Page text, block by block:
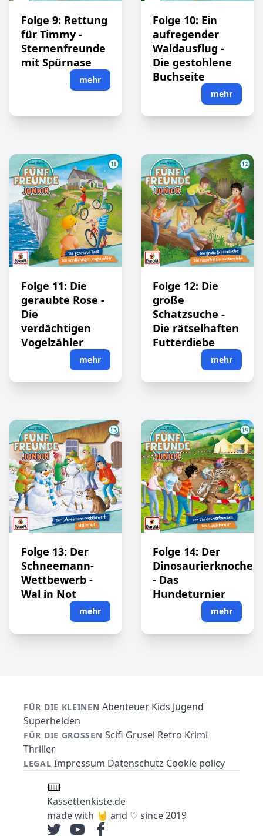
Folge 9: Rettung
für Timmy -
Sternenfreunde
mit Spürnase
mehr
Folge 10: Ein
aufregender
Waldausflug -
Die gestohlene
Buchseite
mehr
Folge 11: Die
geraubte Rose -
Die
verdächtigen
Vogelzähler
mehr
Folge 12: Die
große
Schatzsuche -
Die rätselhaften
Futterdiebe
mehr
Folge 13: Der
Schneemann-
Wettbewerb -
Wal in Not
mehr
Folge 14: Der
Dinosaurierknochen
- Das
Hundeturnier
mehr
FÜR DIE KLEINEN Abenteuer Kids Jugend
Superhelden
FÜR DIE GROSSEN Scifi Grusel Retro Krimi
Thriller
LEGAL Impressum Datenschutz Cookie policy
Kassettenkiste.de
made with 🤘 and ♡ since 2019